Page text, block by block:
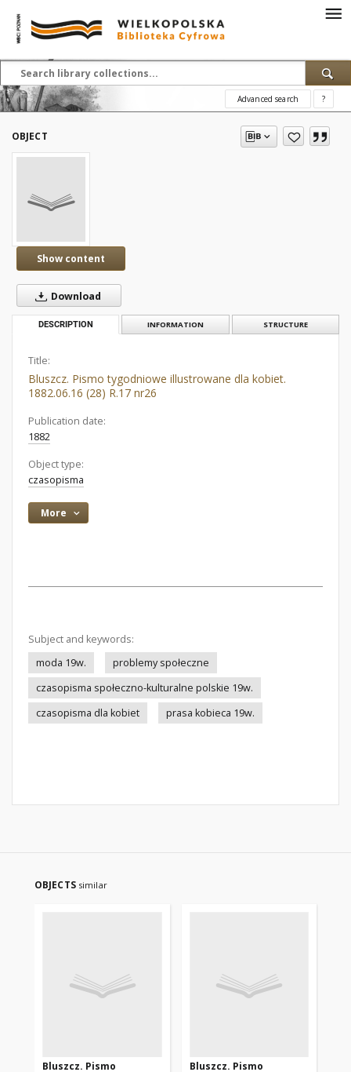
Advanced search ?
OBJECT
Show content
Download
DESCRIPTION INFORMATION STRUCTURE
Title:
Bluszcz. Pismo tygodniowe illustrowane dla kobiet.
1882.06.16 (28) R.17 nr26
Publication date:
1882
Object type:
czasopisma
More
Subject and keywords:
moda 19w.
problemy społeczne
czasopisma społeczno-kulturalne polskie 19w.
czasopisma dla kobiet
prasa kobieca 19w.
OBJECTS similar
Bluszcz. Pismo
Bluszcz. Pismo